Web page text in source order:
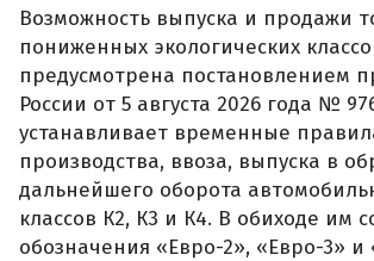
Возможность выпуска и продажи
пониженных экологических
предусмотрена постановлением
России от 5 августа 2026 года №
устанавливает временные
производства, ввоза, выпуска в
дальнейшего оборота
классов К2, К3 и К4. В обиходе им
обозначения «Евро-2», «Евро-3» и